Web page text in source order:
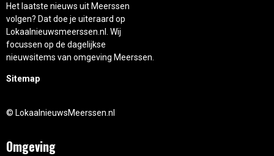
Het laatste nieuws uit Meerssen
volgen? Dat doe je uiteraard op
Lokaalnieuwsmeerssen.nl. Wij
focussen op de dagelijkse
nieuwsitems van omgeving Meerssen.
Sitemap
© LokaalnieuwsMeerssen.nl
Omgeving